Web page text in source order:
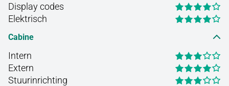
Display codes
Elektrisch
Cabine
Intern
Extern
Stuurinrichting